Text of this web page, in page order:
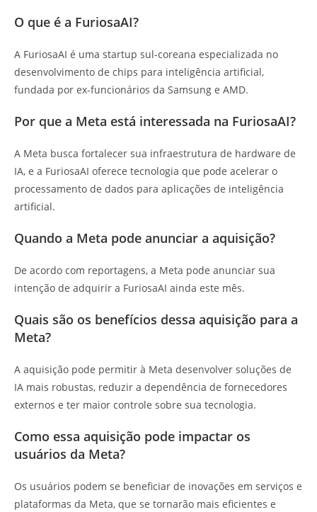
O que é a FuriosaAI?
A FuriosaAI é uma startup sul-coreana especializada no
desenvolvimento de chips para inteligência artificial,
fundada por ex-funcionários da Samsung e AMD.
Por que a Meta está interessada na FuriosaAI?
A Meta busca fortalecer sua infraestrutura de hardware de
IA, e a FuriosaAI oferece tecnologia que pode acelerar o
processamento de dados para aplicações de inteligência
artificial.
Quando a Meta pode anunciar a aquisição?
De acordo com reportagens, a Meta pode anunciar sua
intenção de adquirir a FuriosaAI ainda este mês.
Quais são os benefícios dessa aquisição para a
Meta?
A aquisição pode permitir à Meta desenvolver soluções de
IA mais robustas, reduzir a dependência de fornecedores
externos e ter maior controle sobre sua tecnologia.
Como essa aquisição pode impactar os
usuários da Meta?
Os usuários podem se beneficiar de inovações em serviços e
plataformas da Meta, que se tornarão mais eficientes e